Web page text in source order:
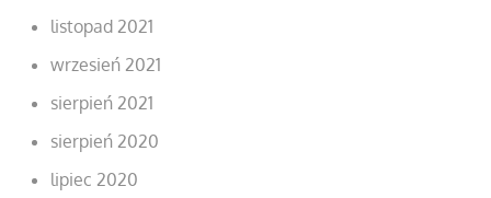
listopad 2021
wrzesień 2021
sierpień 2021
sierpień 2020
lipiec 2020